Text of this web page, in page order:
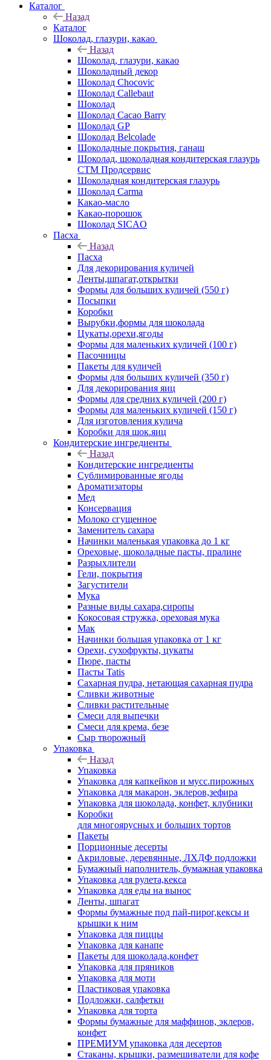
Каталог
Назад
Каталог
Шоколад, глазури, какао
Назад
Шоколад, глазури, какао
Шоколадный декор
Шоколад Chocovic
Шоколад Callebaut
Шоколад
Шоколад Cacao Barry
Шоколад GP
Шоколад Belcolade
Шоколадные покрытия, ганаш
Шоколад, шоколадная кондитерская глазурь
СТМ Продсервис
Шоколадная кондитерская глазурь
Шоколад Carma
Какао-масло
Какао-порошок
Шоколад SICAO
Пасха
Назад
Пасха
Для декорирования куличей
Ленты,шпагат,открытки
Формы для больших куличей (550 г)
Посыпки
Коробки
Вырубки,формы для шоколада
Цукаты,орехи,ягоды
Формы для маленьких куличей (100 г)
Пасочницы
Пакеты для куличей
Формы для больших куличей (350 г)
Для декорирования яиц
Формы для средних куличей (200 г)
Формы для маленьких куличей (150 г)
Для изготовления кулича
Коробки для шок.яиц
Кондитерские ингредиенты
Назад
Кондитерские ингредиенты
Сублимированные ягоды
Ароматизаторы
Мед
Консервация
Молоко сгущенное
Заменитель сахара
Начинки маленькая упаковка до 1 кг
Ореховые, шоколадные пасты, пралине
Разрыхлители
Гели, покрытия
Загустители
Мука
Разные виды сахара,сиропы
Кокосовая стружка, ореховая мука
Мак
Начинки большая упаковка от 1 кг
Орехи, сухофрукты, цукаты
Пюре, пасты
Пасты Tatis
Сахарная пудра, нетающая сахарная пудра
Сливки животные
Сливки растительные
Смеси для выпечки
Смеси для крема, безе
Сыр творожный
Упаковка
Назад
Упаковка
Упаковка для капкейков и мусс.пирожных
Упаковка для макарон, эклеров,зефира
Упаковка для шоколада, конфет, клубники
Коробки
для многоярусных и больших тортов
Пакеты
Порционные десерты
Акриловые, деревянные, ЛХДФ подложки
Бумажный наполнитель, бумажная упаковка
Упаковка для рулета,кекса
Упаковка для еды на вынос
Ленты, шпагат
Формы бумажные под пай-пирог,кексы и
крышки к ним
Упаковка для пиццы
Упаковка для канапе
Пакеты для шоколада,конфет
Упаковка для пряников
Упаковка для моти
Пластиковая упаковка
Подложки, салфетки
Упаковка для торта
Формы бумажные для маффинов, эклеров,
конфет
ПРЕМИУМ упаковка для десертов
Стаканы, крышки, размешиватели для кофе